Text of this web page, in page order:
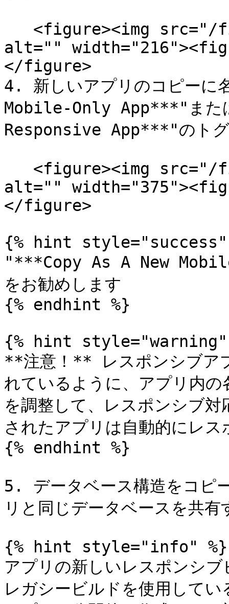
alt=""
</figure>
4. 新しいアプリのコピー
Mobile-Only App***"また
Responsive App***"のトグ
alt=""
</figure>
{% hint style="success"
"***Copy As A New
をお勧めします
{% endhint %}
{% hint style="warning"
**注意！** レスポンシブア
れているように、アプリ内
を調整して、レスポンシブ
されたアプリは自動的にレ
{% endhint %}
5. データベース構造をコピ
リと同じデータベースを共
{% hint style="info" %}
アプリの新しいレスポンシ
レガシービルドを使用して